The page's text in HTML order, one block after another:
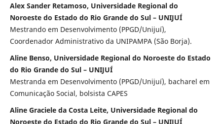
Alex Sander Retamoso, Universidade Regional do
Noroeste do Estado do Rio Grande do Sul – UNIJUÍ
Mestrando em Desenvolvimento (PPGD/Unijuí),
Coordenador Administrativo da UNIPAMPA (São Borja).
Aline Benso, Universidade Regional do Noroeste do Estado
do Rio Grande do Sul – UNIJUÍ
Mestranda em Desenvolvimento (PPGD/Unijuí), bacharel em
Comunicação Social, bolsista CAPES
Aline Graciele da Costa Leite, Universidade Regional do
Noroeste do Estado do Rio Grande do Sul – UNIJUÍ